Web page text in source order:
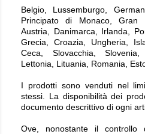
Belgio, Lussemburgo,
Principato di Monaco, Gran
Austria, Danimarca, Irlanda,
Grecia, Croazia, Ungheria,
Ceca, Slovacchia,
Lettonia, Lituania, Romania,
I prodotti sono venduti nel
stessi. La disponibilità dei
documento descrittivo di ogni
Ove, nonostante il controllo